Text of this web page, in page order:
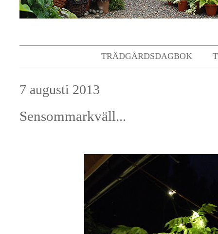
TRÄDGÅRDSDAGBOK
7 augusti 2013
Sensommarkväll...